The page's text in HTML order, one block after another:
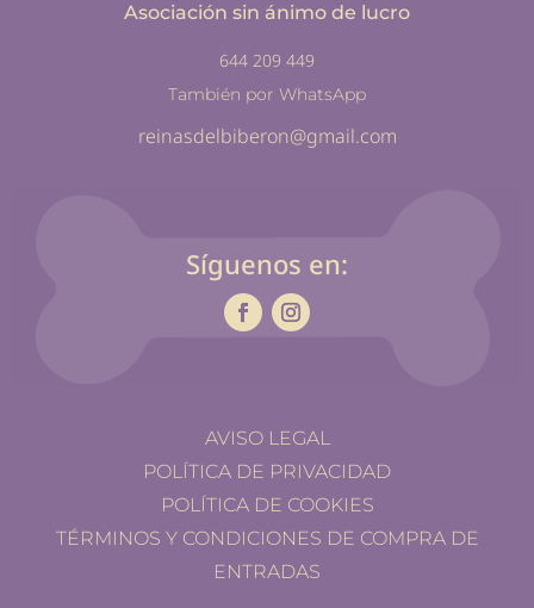
Asociación sin ánimo de lucro
644 209 449
También por WhatsApp
reinasdelbiberon@gmail.com
Síguenos en:
AVISO LEGAL
POLÍTICA DE PRIVACIDAD
POLÍTICA DE COOKIES
TÉRMINOS Y CONDICIONES DE COMPRA DE
ENTRADAS